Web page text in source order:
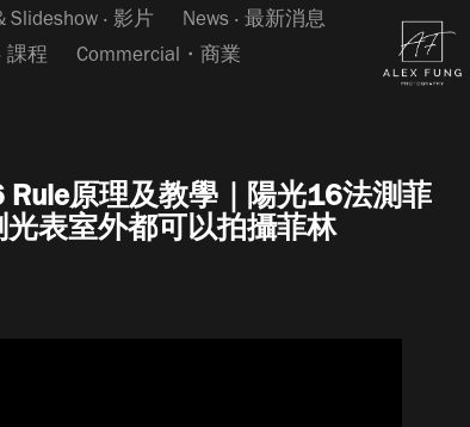
Slideshow ‧ 影片
News ‧ 最新消息
課程
Commercial・商業
Rule原理及教學｜陽光16法測菲
表室外都可以拍攝菲林